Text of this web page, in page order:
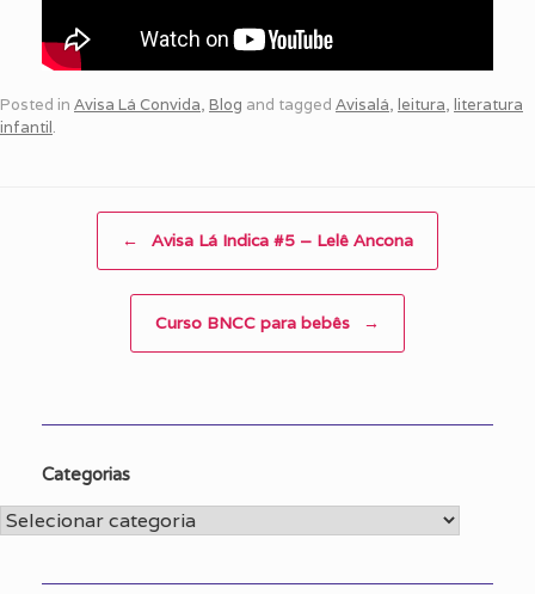
Posted in Avisa Lá Convida, Blog and tagged Avisalá, leitura, literatura
infantil.
← Avisa Lá Indica #5 – Lelê Ancona
Curso BNCC para bebês →
Categorias
Categorias